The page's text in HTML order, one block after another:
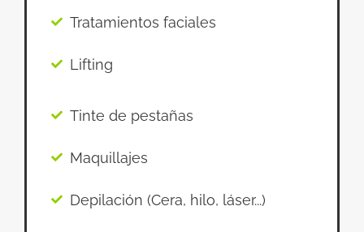
Tratamientos faciales
Lifting
Tinte de pestañas
Maquillajes
Depilación (Cera, hilo, láser...)